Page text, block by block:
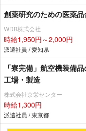
創薬研究のための医薬
WDB株式会社
時給1,950円～2,000円
派遣社員 / 愛知県
「寮完備」航空機装備
工場・製造
株式会社京栄センター
時給1,300円
派遣社員 / 東京都